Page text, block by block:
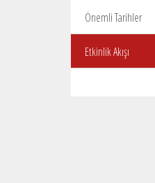
Önemli Tarihler
Etkinlik Akışı